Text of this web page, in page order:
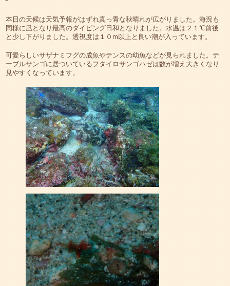
本日の天候は天気予報がはずれ真っ青な秋晴れが広がりました。海況も
同様に凪となり最高のダイビング日和となりました。水温は２１℃前後
と少し下がりました。透視度は１０m以上と良い潮が入っています。
可愛らしいサザナミフグの成魚やテンスの幼魚などが見られました。テ
ーブルサンゴに居ついているフタイロサンゴハゼは数が増え大きくなり
見やすくなっています。